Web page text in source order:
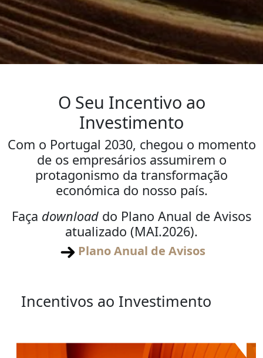
O Seu Incentivo ao
Investimento
Com o Portugal 2030, chegou o momento
de os empresários assumirem o
protagonismo da transformação
económica do nosso país.
Faça download do Plano Anual de Avisos
atualizado (MAI.2026).
Plano Anual de Avisos
Incentivos ao Investimento